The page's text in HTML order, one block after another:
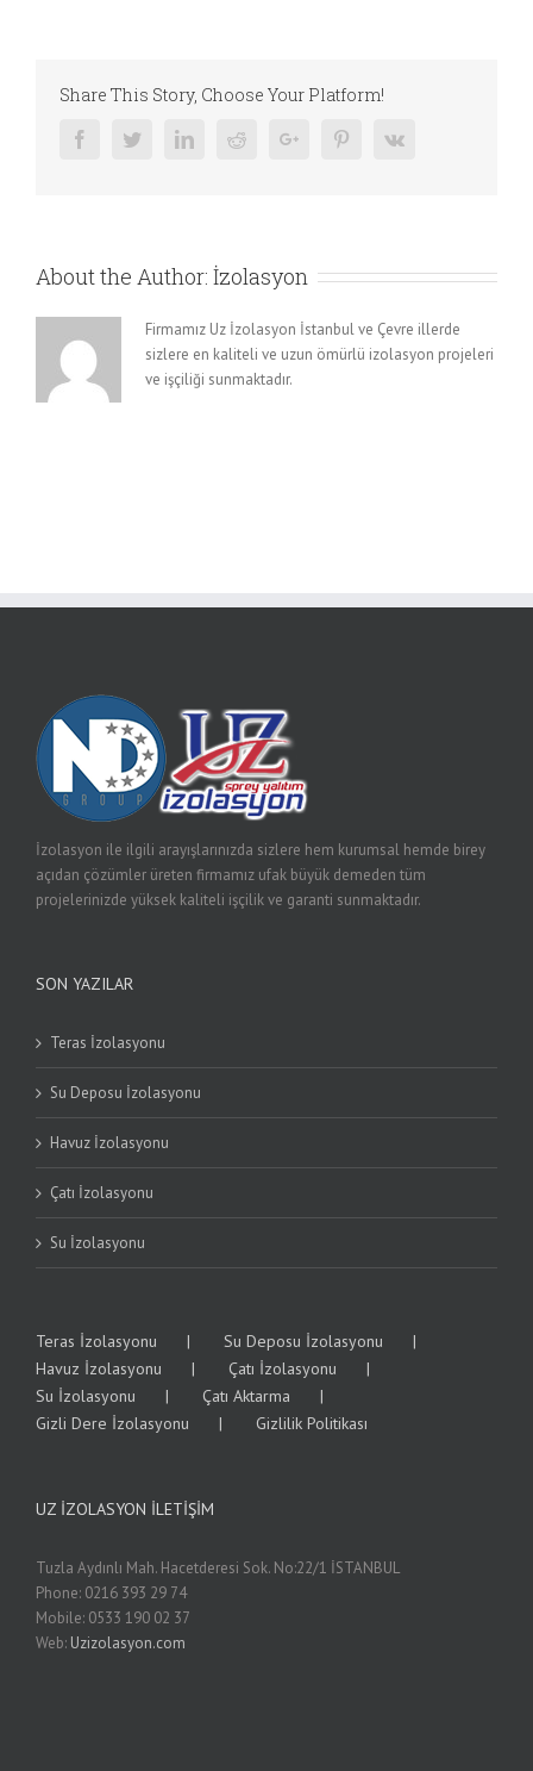
Share This Story, Choose Your Platform!
FacebookTwitterLinkedinRedditGoogle+ PinterestVk
About the Author: İzolasyon
Firmamız Uz İzolasyon İstanbul ve Çevre illerde
sizlere en kaliteli ve uzun ömürlü izolasyon projeleri
ve işçiliği sunmaktadır.
İzolasyon ile ilgili arayışlarınızda sizlere hem kurumsal hemde birey
açıdan çözümler üreten firmamız ufak büyük demeden tüm
projelerinizde yüksek kaliteli işçilik ve garanti sunmaktadır.
SON YAZILAR
Teras İzolasyonu
Su Deposu İzolasyonu
Havuz İzolasyonu
Çatı İzolasyonu
Su İzolasyonu
Teras İzolasyonu
Su Deposu İzolasyonu
Havuz İzolasyonu
Çatı İzolasyonu
Su İzolasyonu
Çatı Aktarma
Gizli Dere İzolasyonu
Gizlilik Politikası
UZ İZOLASYON İLETIŞIM
Tuzla Aydınlı Mah. Hacetderesi Sok. No:22/1 İSTANBUL
Phone: 0216 393 29 74
Mobile: 0533 190 02 37
Web: Uzizolasyon.com